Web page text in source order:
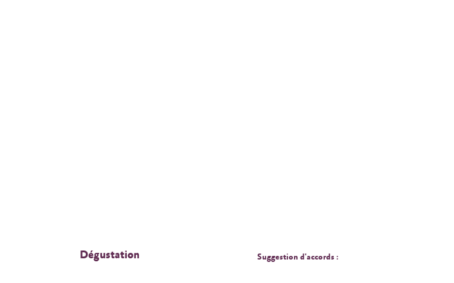
Dégustation Suggestion d'accords :